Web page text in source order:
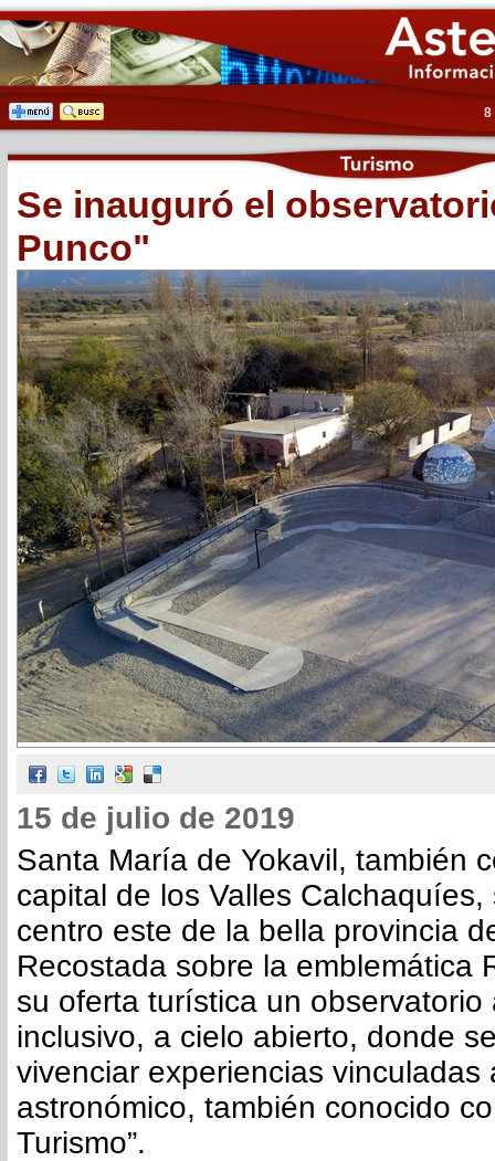
8
Se inauguró el
Punco"
15 de julio de 2019
Santa María de Yokavil, también
capital de los Valles
centro este de la bella provincia
Recostada sobre la emblemática
su oferta turística un observatorio
inclusivo, a cielo abierto, donde
vivenciar experiencias vinculadas
astronómico, también conocido
Turismo”.